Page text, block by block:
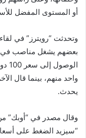
أو المستوى المفضل
وتحدثت “رويترز” في
بعضهم يشغل مناصب في
واحد منهم، بينما قال
يحدث.
وقال مصدر في “أوبك”
“سيزيد الضغط على